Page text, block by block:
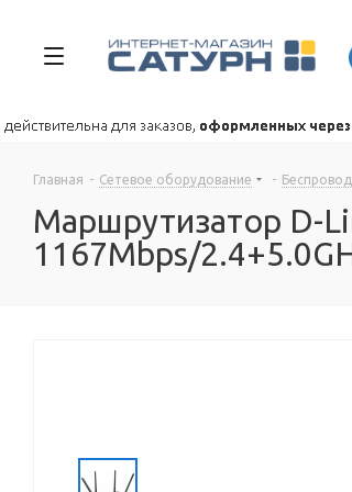
Главная - Сетевое оборудование -
Маршрутизатор D-
1167Mbps/